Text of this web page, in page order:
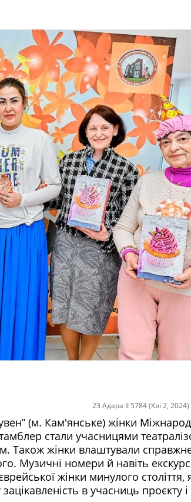
23 Адара II 5784 (Кві 2, 2024)
(м. Кам'янське) жінки
стали учасницями
Також жінки влаштували
Музичні номери й навіть
жінки минулого століття,
в учасниць проєкту